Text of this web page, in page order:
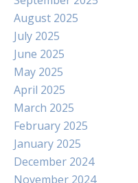
August 2025
July 2025
June 2025
May 2025
April 2025
March 2025
February 2025
January 2025
December 2024
November 2024